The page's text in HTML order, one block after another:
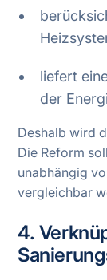
liefert
der
Deshalb wird
Die Reform
unabhängig
vergleichbar
4.